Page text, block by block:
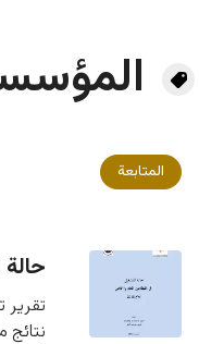
المتابعة
حالة